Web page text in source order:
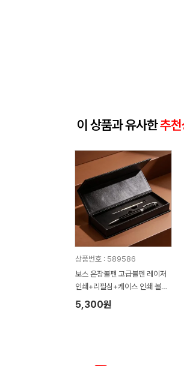
이 상품과 유사한추
상품번호 : 589586
보스 은장볼펜 고급볼펜 레이저
인쇄+리필심+케이스 인쇄 볼펜
인쇄
5,300원